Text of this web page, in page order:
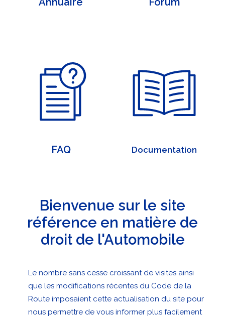
FAQ Documentation
Bienvenue sur le site
référence en matière de
droit de l'Automobile
Le nombre sans cesse croissant de visites ainsi
que les modifications récentes du Code de la
Route imposaient cette actualisation du site pour
nous permettre de vous informer plus facilement